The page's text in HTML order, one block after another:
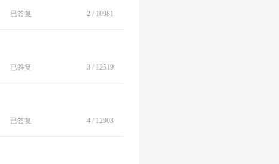
已答复 2 / 10981
已答复 3 / 12519
已答复 4 / 12903